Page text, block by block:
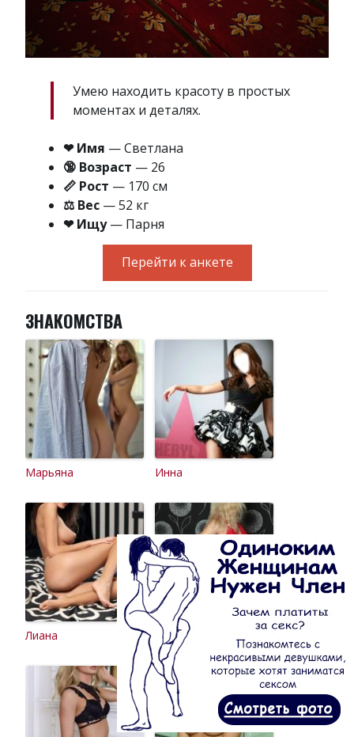
Умею находить красоту в простых
моментах и деталях.
❤ Имя — Светлана
🔞 Возраст — 26
📏 Рост — 170 см
⚖ Вес — 52 кг
❤ Ищу— Парня
Перейти к анкете
ЗНАКОМСТВА
Марьяна Инна
Лиана Владислава